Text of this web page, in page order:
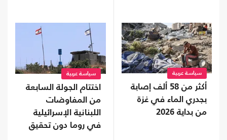
سياسة عربية
أكثر من 58 ألف إصابة
بجدري الماء في غزة
من بداية 2026
سياسة عربية
اختتام الجولة السابعة
من المفاوضات
اللبنانية الإسرائيلية
في روما دون تحقيق